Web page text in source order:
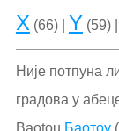
X (66) | Y (59) |
Није потпуна
градова у
Baotou Баотоу